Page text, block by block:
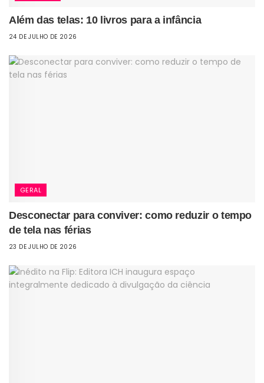
Além das telas: 10 livros para a infância
24 DE JULHO DE 2026
GERAL
Desconectar para conviver: como reduzir o tempo
de tela nas férias
23 DE JULHO DE 2026